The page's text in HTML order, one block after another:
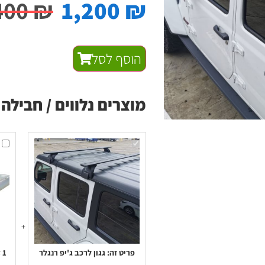
₪ 1,200 ₪
הוסף לסל
מוצרים נלווים /
גגון
לרכב
ג'יפ
רנגלר
פריט זה: גגון לרכב ג'יפ רנגלר
גגון
1